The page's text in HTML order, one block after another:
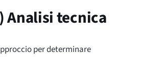
Analisi tecnica
per determinare